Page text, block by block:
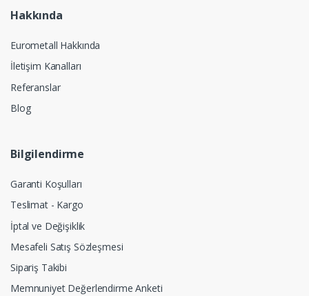
Hakkında
Eurometall Hakkında
İletişim Kanalları
Referanslar
Blog
Bilgilendirme
Garanti Koşulları
Teslimat - Kargo
İptal ve Değişiklik
Mesafeli Satış Sözleşmesi
Sipariş Takibi
Memnuniyet Değerlendirme Anketi